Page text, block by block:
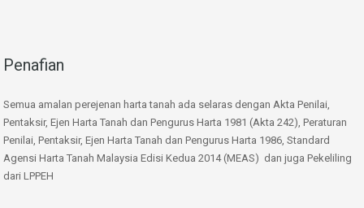
Penafian
Semua amalan perejenan harta tanah ada selaras dengan Akta Penilai,
Pentaksir, Ejen Harta Tanah dan Pengurus Harta 1981 (Akta 242), Peraturan
Penilai, Pentaksir, Ejen Harta Tanah dan Pengurus Harta 1986, Standard
Agensi Harta Tanah Malaysia Edisi Kedua 2014 (MEAS) dan juga Pekeliling
dari LPPEH